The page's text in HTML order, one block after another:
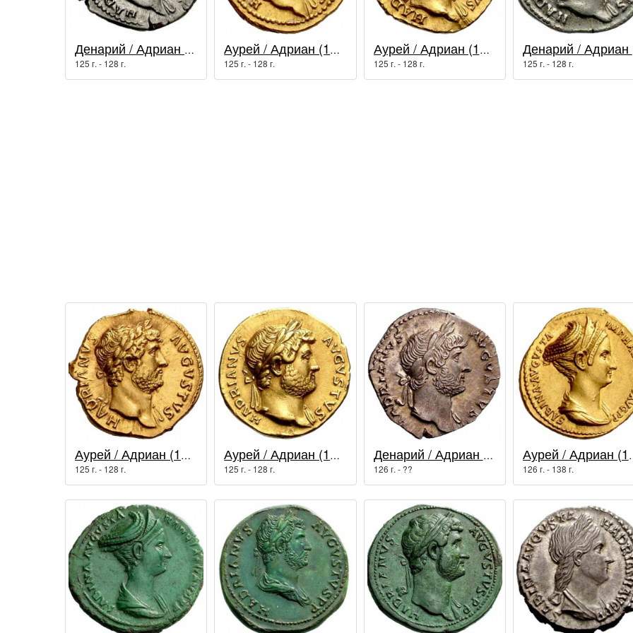
Денарий / Адриан (117 - 138 гг.)
125 г. - 128 г.
Аурей / Адриан (117 - 138 гг.)
125 г. - 128 г.
Аурей / Адриан (117 - 138 гг.)
125 г. - 128 г. 125 г. - 128 г.
Аурей / Адриан (117 - 138 гг.)
125 г. - 128 г.
Аурей / Адриан (117 - 138 гг.)
125 г. - 128 г.
Денарий / Адриан (117 - 138 гг.)
126 г. - ??
Аурей /
126 г. - 138 г.